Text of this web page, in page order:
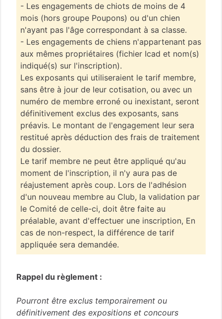
- Les engagements de chiots de moins de 4
mois (hors groupe Poupons) ou d'un chien
n'ayant pas l'âge correspondant à sa classe.
- Les engagements de chiens n'appartenant pas
aux mêmes propriétaires (fichier Icad et nom(s)
indiqué(s) sur l'inscription).
Les exposants qui utiliseraient le tarif membre,
sans être à jour de leur cotisation, ou avec un
numéro de membre erroné ou inexistant, seront
définitivement exclus des exposants, sans
préavis. Le montant de l'engagement leur sera
restitué après déduction des frais de traitement
du dossier.
Le tarif membre ne peut être appliqué qu'au
moment de l'inscription, il n'y aura pas de
réajustement après coup. Lors de l'adhésion
d'un nouveau membre au Club, la validation par
le Comité de celle-ci, doit être faite au
préalable, avant d'effectuer une inscription, En
cas de non-respect, la différence de tarif
appliquée sera demandée.
Rappel du règlement :
Pourront être exclus temporairement ou
définitivement des expositions et concours